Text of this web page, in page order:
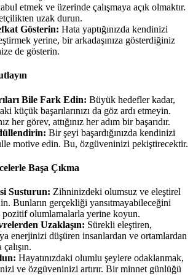
etmek ve üzerinde çalışmaya açık olmaktır.
uzak durun.
Gösterin: Hata yaptığınızda kendinizi
yerine, bir arkadaşınıza gösterdiğiniz
de gösterin.
Bile Fark Edin: Büyük hedefler kadar,
küçük başarılarınızı da göz ardı etmeyin.
her görev, attığınız her adım bir başarıdır.
Bir şeyi başardığınızda kendinizi
motive edin. Bu, özgüveninizi pekiştirecektir.
Başa Çıkma
Susturun: Zihninizdeki olumsuz ve eleştirel
Bunların gerçekliği yansıtmayabileceğini
pozitif olumlamalarla yerine koyun.
Uzaklaşın: Sürekli eleştiren,
enerjinizi düşüren insanlardan ve ortamlardan
Hayatınızdaki olumlu şeylere odaklanmak,
ve özgüveninizi artırır. Bir minnet günlüğü